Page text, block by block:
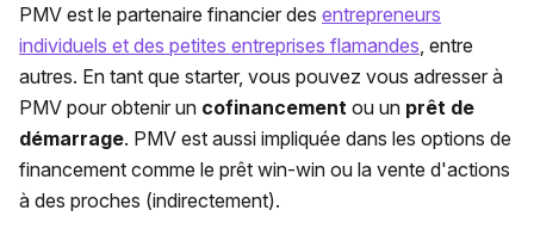
PMV est le partenaire financier des entrepreneurs
individuels et des petites entreprises flamandes , entre
autres. En tant que starter, vous pouvez vous adresser à
PMV pour obtenir un cofinancement ou un prêt de
démarrage. PMV est aussi impliquée dans les options de
financement comme le prêt win-win ou la vente d'actions
à des proches (indirectement).